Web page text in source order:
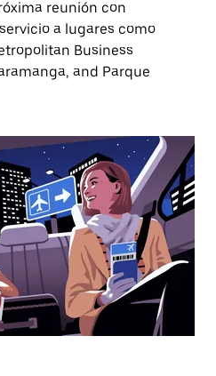
reunión con
a lugares como
Business
and Parque